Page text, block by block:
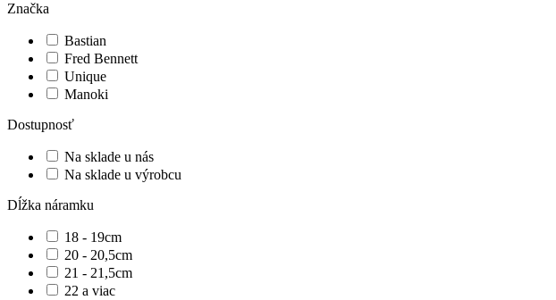
Značka
Bastian
Fred Bennett
Unique
Manoki
Dostupnosť
Na sklade u nás
Na sklade u výrobcu
Dĺžka náramku
18 - 19cm
20 - 20,5cm
21 - 21,5cm
22 a viac